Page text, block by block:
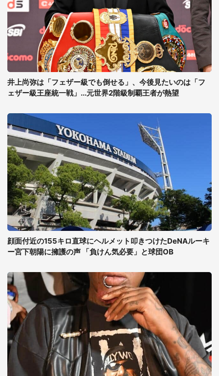
井上尚弥は「フェザー級でも倒せる」、今後見たいのは「フ
ェザー級王座統一戦」...元世界2階級制覇王者が熱望
顔面付近の155キロ直球にヘルメット叩きつけたDeNAルーキ
ー宮下朝陽に擁護の声 「負けん気必要」と球団OB